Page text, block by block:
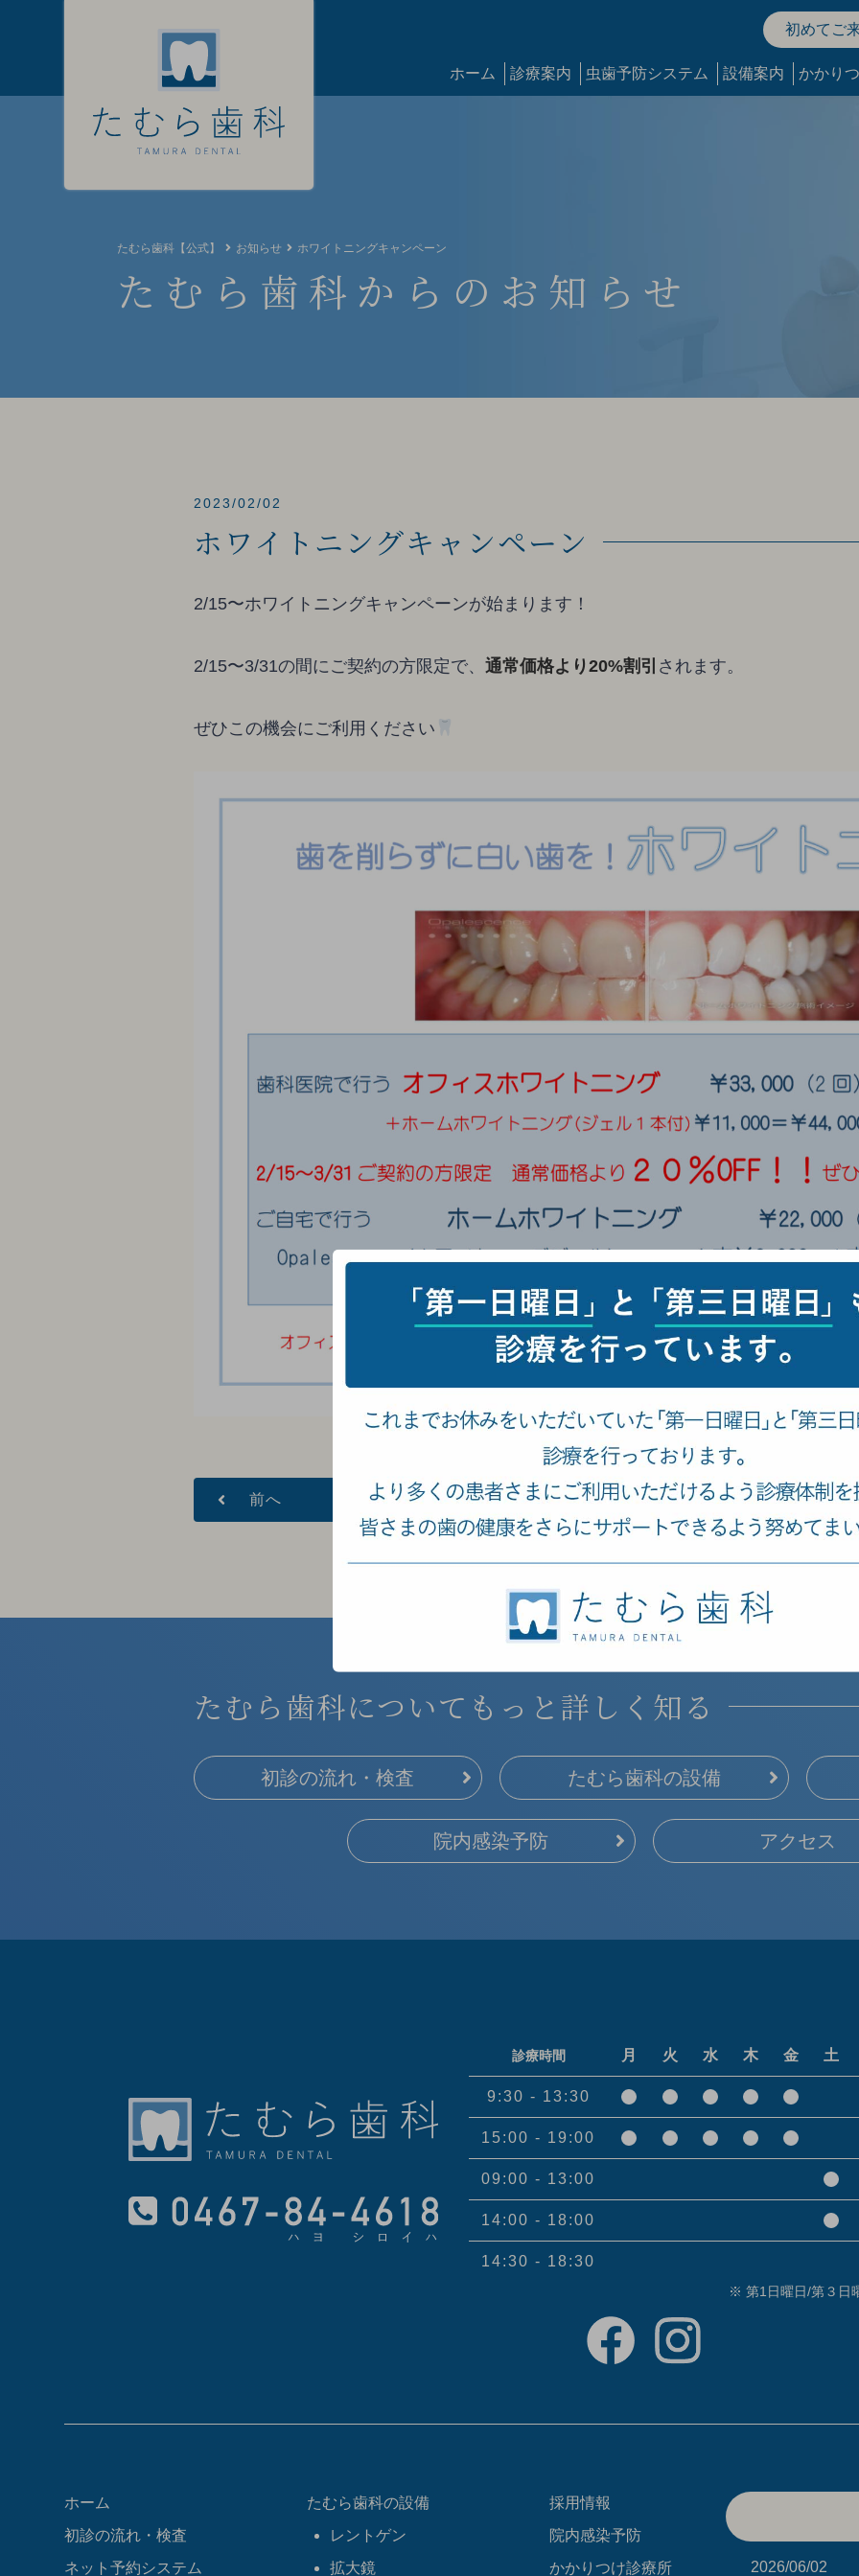
初めてご
ホーム 診療案内 虫歯予防システム 設備案内 かかり
たむら歯科【公式】 お知らせ ホワイトニングキャンペーン
たむら歯科からの お知らせ
2023/02/02
ホワイトニングキャンペーン
2/15〜ホワイトニングキャンペーンが始まります！
2/15〜3/31の間にご契約の方限定で、 通常価格より20%割引 されます。
ぜひこの機会にご利用ください
前へ
たむら歯科について もっと詳しく知る
初診の流れ・検査 たむら歯科の設備
院内感染予防 アクセス
診療時間 月 火 水 木 金 土
9:30 - 13:30
15:00 - 19:00
09:00 - 13:00
14:00 - 18:00
14:30 - 18:30
※ 第1日曜日/第３日
ホーム
初診の流れ・検査
ネット予約システム
たむら歯科の設備
レントゲン
拡大鏡
採用情報
院内感染予防
かかりつけ診療所
2026/06/02